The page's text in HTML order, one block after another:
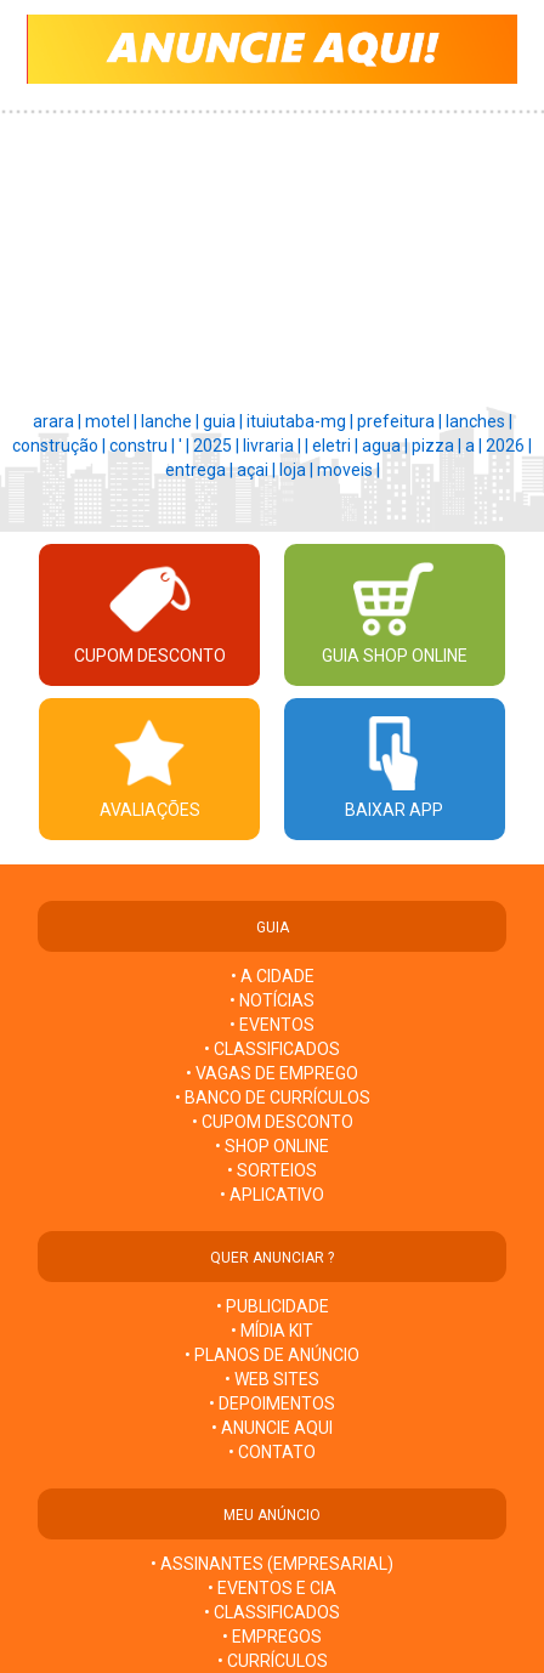
arara | motel | lanche | guia | ituiutaba-mg | prefeitura |
lanches |
construção | constru | ' | 2025 | livraria | eletri | agua |pizza | a | 2026 |
entrega |açai | loja | moveis |
CUPOM DESCONTO GUIA SHOP ONLINE
AVALIAÇÕES BAIXAR APP
GUIA
• A CIDADE
• NOTÍCIAS
• EVENTOS
• CLASSIFICADOS
• VAGAS DE EMPREGO
• BANCO DE CURRÍCULOS
• CUPOM DESCONTO
• SHOP ONLINE
• SORTEIOS
• APLICATIVO
QUER ANUNCIAR ?
• PUBLICIDADE
• MÍDIA KIT
• PLANOS DE ANÚNCIO
• WEB SITES
• DEPOIMENTOS
• ANUNCIE AQUI
• CONTATO
MEU ANÚNCIO
• ASSINANTES (EMPRESARIAL)
• EVENTOS E CIA
• CLASSIFICADOS
• EMPREGOS
• CURRÍCULOS